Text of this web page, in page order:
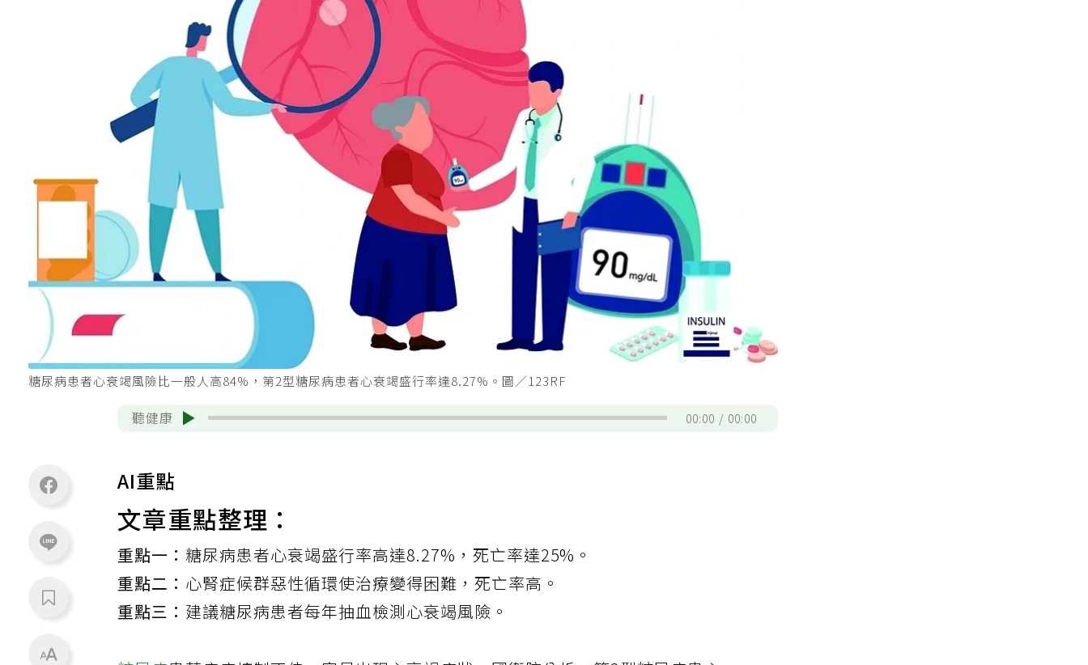
糖尿病患者心衰竭風險比一般人高84%，第2型糖尿病患者心衰竭盛行率達8.27%。圖／123RF
聽健康 00:00 00:00
AI重點
文章重點整理：
重點一： 糖尿病患者心衰竭盛行率高達8.27%，死亡率達25%。
重點二： 心腎症候群惡性循環使治療變得困難，死亡率高。
重點三： 建議糖尿病患者每年抽血檢測心衰竭風險。